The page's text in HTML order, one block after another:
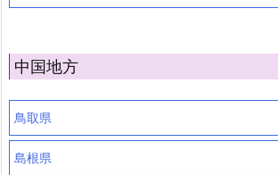
中国地方
鳥取県
島根県